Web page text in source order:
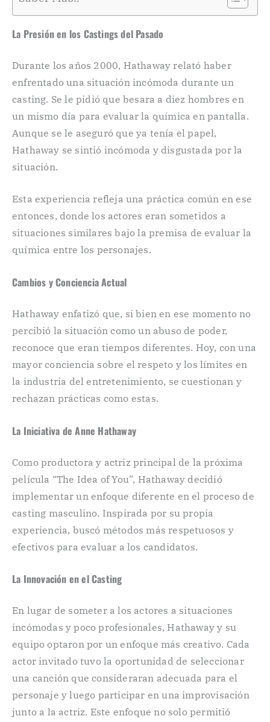
La Presión en los Castings del Pasado
Durante los años 2000, Hathaway relató haber
enfrentado una situación incómoda durante un
casting. Se le pidió que besara a diez hombres en
un mismo día para evaluar la química en pantalla.
Aunque se le aseguró que ya tenía el papel,
Hathaway se sintió incómoda y disgustada por la
situación.
Esta experiencia refleja una práctica común en ese
entonces, donde los actores eran sometidos a
situaciones similares bajo la premisa de evaluar la
química entre los personajes.
Cambios y Conciencia Actual
Hathaway enfatizó que, si bien en ese momento no
percibió la situación como un abuso de poder,
reconoce que eran tiempos diferentes. Hoy, con una
mayor conciencia sobre el respeto y los límites en
la industria del entretenimiento, se cuestionan y
rechazan prácticas como estas.
La Iniciativa de Anne Hathaway
Como productora y actriz principal de la próxima
película “The Idea of You”, Hathaway decidió
implementar un enfoque diferente en el proceso de
casting masculino. Inspirada por su propia
experiencia, buscó métodos más respetuosos y
efectivos para evaluar a los candidatos.
La Innovación en el Casting
En lugar de someter a los actores a situaciones
incómodas y poco profesionales, Hathaway y su
equipo optaron por un enfoque más creativo. Cada
actor invitado tuvo la oportunidad de seleccionar
una canción que consideraran adecuada para el
personaje y luego participar en una improvisación
junto a la actriz. Este enfoque no solo permitió